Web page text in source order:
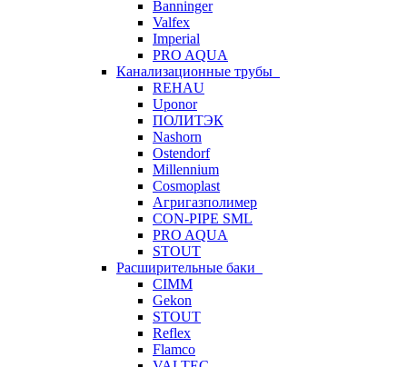
Banninger
Valfex
Imperial
PRO AQUA
Канализационные трубы
REHAU
Uponor
ПОЛИТЭК
Nashorn
Ostendorf
Millennium
Cosmoplast
Агригазполимер
CON-PIPE SML
PRO AQUA
STOUT
Расширительные баки
CIMM
Gekon
STOUT
Reflex
Flamco